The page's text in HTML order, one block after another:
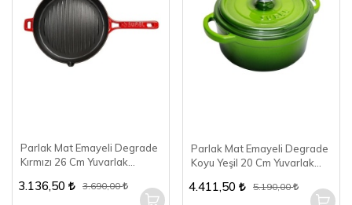
Parlak Mat Emayeli Degrade
Kırmızı 26 Cm Yuvarlak
3.136,50 3.690,00
Parlak Mat Emayeli Degrade
Koyu Yeşil 20 Cm Yuvarlak
4.411,50 5.190,00